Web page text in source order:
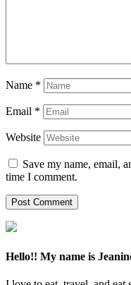
Name *
Email *
Website
Save my name, email,
time I comment.
Hello!! My name is